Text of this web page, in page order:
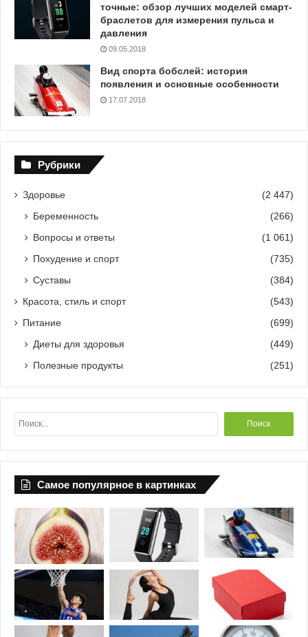
точные: обзор лучших моделей смарт-
браслетов для измерения пульса и
давления
09.05.2018
Вид спорта бобслей: история
появления и основные особенности
17.07.2018
Рубрики
Здоровье (2 447)
Беременность
(266)
Вопросы и ответы
(1 061)
Похудение и спорт
(735)
Суставы
(384)
Красота, стиль и спорт (543)
Питание (699)
Диеты для здоровья
(449)
Полезные продукты
(251)
й
т
и
Самое популярное в картинках